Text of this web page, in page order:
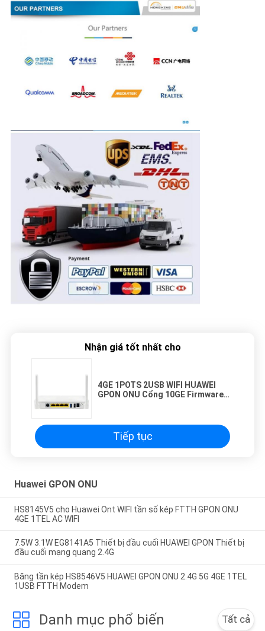
Nhận giá tốt nhất cho
4GE 1POTS 2USB WIFI HUAWEI
GPON ONU Cổng 10GE Firmware
Tiếp tục
Huawei GPON ONU
HS8145V5 cho Huawei Ont WIFI tần số kép FTTH GPON ONU
4GE 1TEL AC WIFI
7.5W 3.1W EG8141A5 Thiết bị đầu cuối HUAWEI GPON Thiết bị
đầu cuối mạng quang 2.4G
Băng tần kép HS8546V5 HUAWEI GPON ONU 2.4G 5G 4GE 1TEL
1USB FTTH Modem
Danh mục phổ biến Tất cả